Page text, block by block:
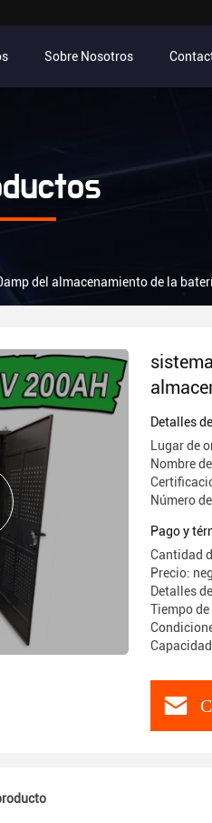
Sobre Nosotros
del almacenamiento de la
200Ah
Detalles
Lugar de
Nombre
Número
Pago y
Cantidad
Precio:
Detalles
Tiempo